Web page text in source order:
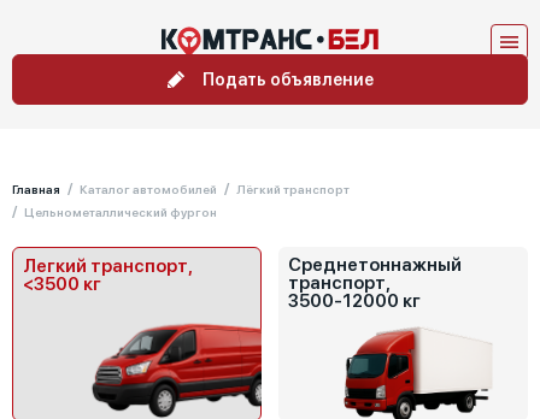
Подать объявление
Главная Каталог автомобилей
Лёгкий транспорт
Цельнометаллический фургон
Легкий транспорт,
<3500 кг
Среднетоннажный
транспорт,
3500-12000 кг